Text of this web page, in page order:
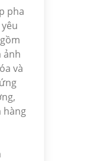
pha
ảnh
và
hàng